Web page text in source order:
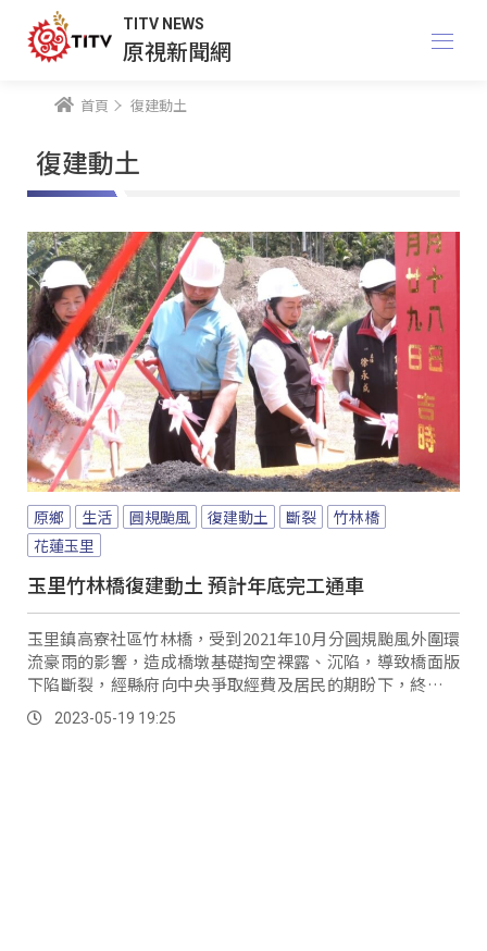
TITV NEWS
原視新聞網
首頁 復建動土
復建動土
原鄉 生活 圓規颱風 復建動土 斷裂
竹林橋
花蓮玉里
玉里竹林橋復建動土 預計年底完工通車
玉里鎮高寮社區竹林橋，受到2021年10月分圓規颱風外圍環
流豪雨的影響，造成橋墩基礎掏空裸露、沉陷，導致橋面版
下陷斷裂，經縣府向中央爭取經費及居民的期盼下，終於舉
行災害復建工程動土典禮。
2023-05-19 19:25